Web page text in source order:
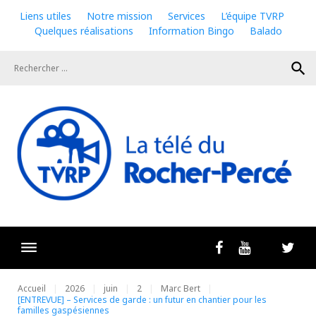
content
Liens utiles Notre mission Services
L’équipe TVRP
Quelques réalisations
Information Bingo
Balado
search
FacebookYoutubeLivestream
Accueil 2026 juin 2
Marc Bert
[ENTREVUE] – Services de garde : un futur en chantier pour les
familles gaspésiennes